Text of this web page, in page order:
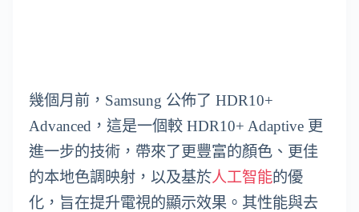
幾個月前，Samsung 公佈了 HDR10+
Advanced，這是一個較 HDR10+ Adaptive 更
進一步的技術，帶來了更豐富的顏色、更佳
的本地色調映射，以及基於人工智能的優
化，旨在提升電視的顯示效果。其性能與去